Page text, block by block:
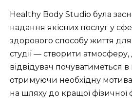
Healthy Body Studio була
надання якісних послуг у
здорового способу життя для
студії — створити
відвідувач почуватиметься в
отримуючи необхідну
на шляху до кращої фізичної